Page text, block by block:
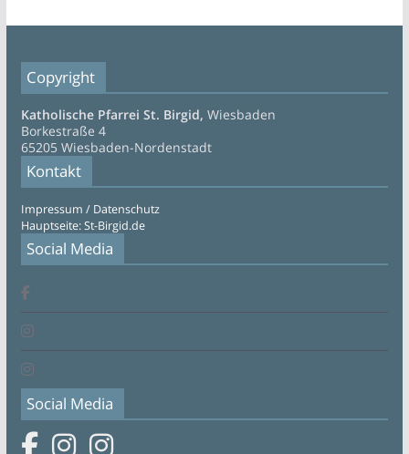
Copyright
Katholische Pfarrei St. Birgid, Wiesbaden
Borkestraße 4
65205 Wiesbaden-Nordenstadt
Kontakt
Impressum / Datenschutz
Hauptseite: St-Birgid.de
Social Media
Social Media